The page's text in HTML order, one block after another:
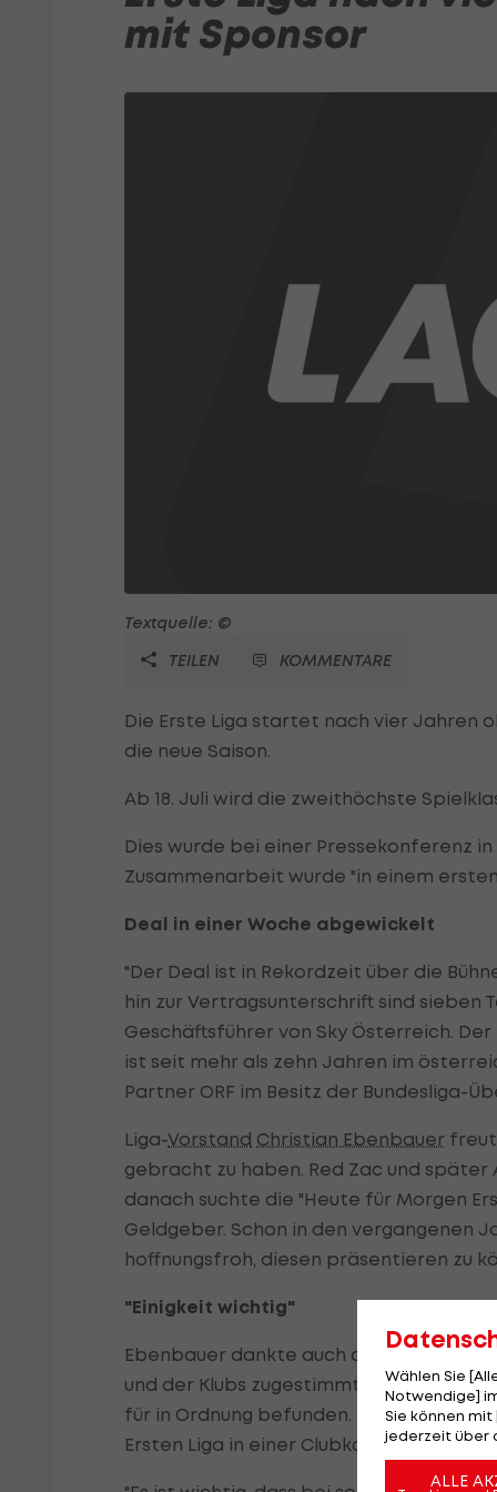
mit Sponsor
Textquelle: ©
TEILEN
KOMMENTARE
Die Erste Liga startet nach vier Jahren
die neue Saison.
Ab 18. Juli wird die zweithöchste
Dies wurde bei einer Pressekonferenz
Zusammenarbeit wurde "in einem
Deal in einer Woche abgewickelt
"Der Deal ist in Rekordzeit über die
hin zur Vertragsunterschrift sind sieben
Geschäftsführer von Sky Österreich. Der
ist seit mehr als zehn Jahren im
Partner ORF im Besitz der Bundesliga-
Liga-Vorstand Christian Ebenbauer
gebracht zu haben. Red Zac und später
danach suchte die "Heute für Morgen
Geldgeber. Schon in den vergangenen
hoffnungsfroh, diesen präsentieren zu
"Einigkeit wichtig"
Ebenbauer dankte auch dem ORF, "der
und der Klubs zugestimmt hat". Der
für in Ordnung befunden. Die
Ersten Liga in einer Clubkonferenz am
Wählen Sie
Notwendige]
Sie können
jederzeit über
ALLE